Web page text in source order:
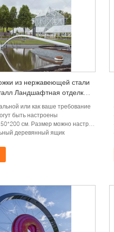
из нержавеющей стали
Ландшафтная отделка
Большой размер
Декоративный
или как ваше требование
быть настроены
см. Размер можно настроить
деревянный ящик